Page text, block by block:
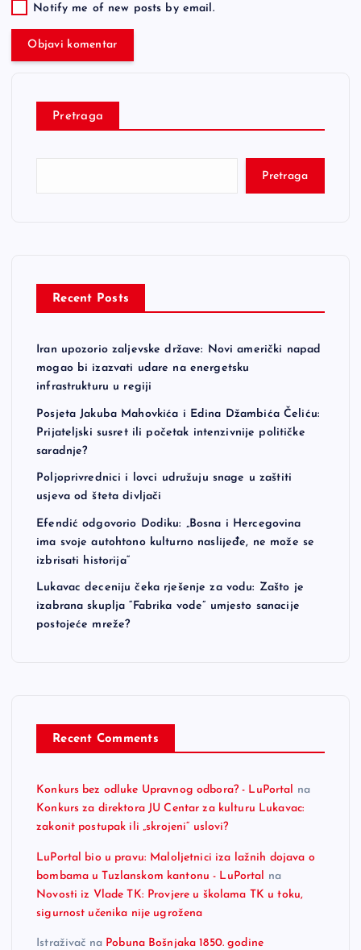
Notify me of new posts by email.
Pretraga
Pretraga
Recent Posts
Iran upozorio zaljevske države: Novi američki napad
mogao bi izazvati udare na energetsku
infrastrukturu u regiji
Posjeta Jakuba Mahovkića i Edina Džambića Čeliću:
Prijateljski susret ili početak intenzivnije političke
saradnje?
Poljoprivrednici i lovci udružuju snage u zaštiti
usjeva od šteta divljači
Efendić odgovorio Dodiku: „Bosna i Hercegovina
ima svoje autohtono kulturno naslijeđe, ne može se
izbrisati historija“
Lukavac deceniju čeka rješenje za vodu: Zašto je
izabrana skuplja “Fabrika vode” umjesto sanacije
postojeće mreže?
Recent Comments
Konkurs bez odluke Upravnog odbora? - LuPortal na
Konkurs za direktora JU Centar za kulturu Lukavac:
zakonit postupak ili „skrojeni“ uslovi?
LuPortal bio u pravu: Maloljetnici iza lažnih dojava o
bombama u Tuzlanskom kantonu - LuPortal
na
Novosti iz Vlade TK: Provjere u školama TK u toku,
sigurnost učenika nije ugrožena
Istraživač na Pobuna Bošnjaka 1850. godine